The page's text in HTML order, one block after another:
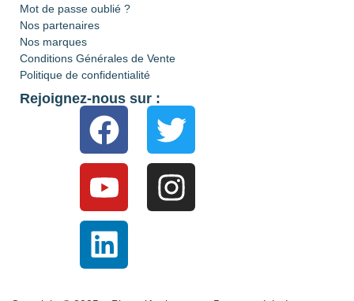
Mot de passe oublié ?
Nos partenaires
Nos marques
Conditions Générales de Vente
Politique de confidentialité
Rejoignez-nous sur :